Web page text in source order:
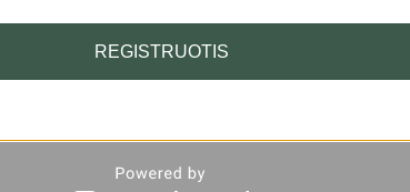
REGISTRUOTIS